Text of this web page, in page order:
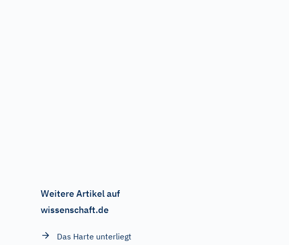
Weitere Artikel auf
wissenschaft.de
Das Harte unterliegt